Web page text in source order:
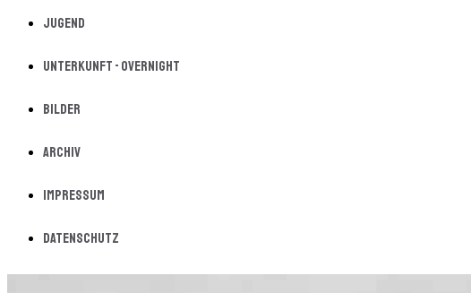
Jugend
Unterkunft - Overnight
Bilder
Archiv
Impressum
Datenschutz